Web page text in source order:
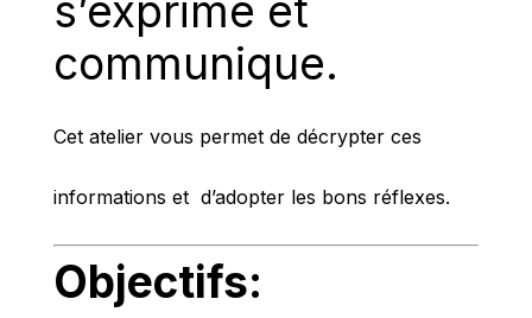
s’exprime et
communique.
Cet atelier vous permet de décrypter ces
informations et d’adopter les bons réflexes.
Objectifs: